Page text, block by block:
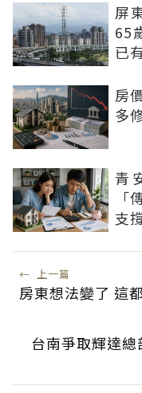
屏
65
已
房
多
青
「
支
← 上一篇
房東想法變了 這
台南爭取輝達